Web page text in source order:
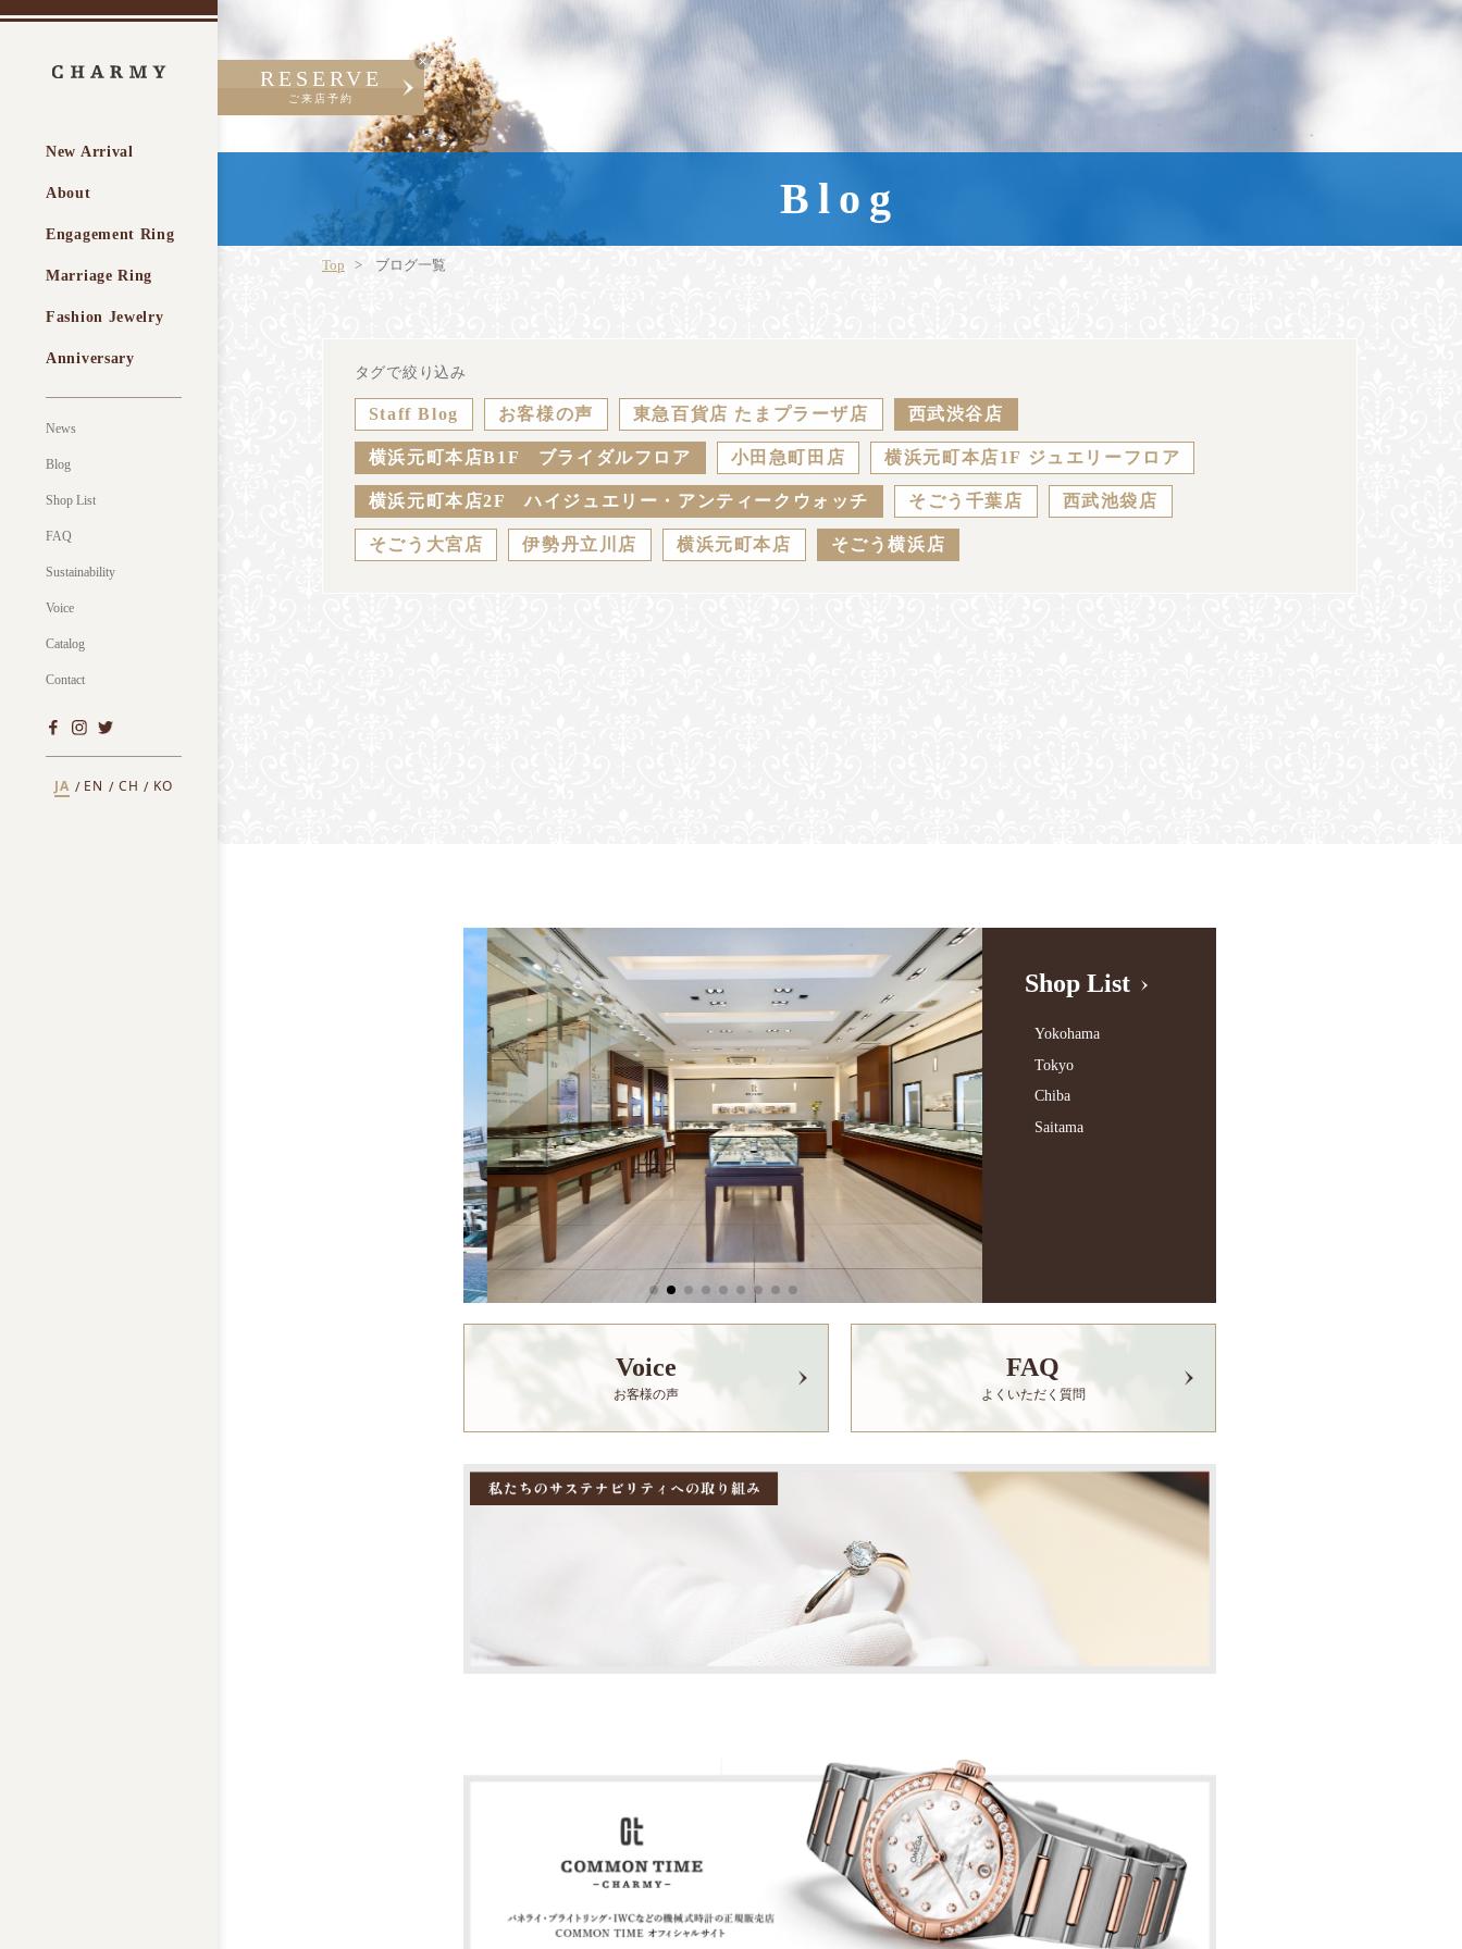
New Arrival
About
Engagement Ring
Marriage Ring
Fashion Jewelry
Anniversary
News
Blog
Shop List
FAQ
Sustainability
Voice
Catalog
Contact
JA EN CH KO
RESERVE
ご来店予約
Blog
Top ブログ一覧
タグで絞り込み
Staff Blog お客様の声 東急百貨店 たまプラーザ店 西武渋谷店
横浜元町本店B1F ブライダルフロア 小田急町田店 横浜元町本店1F ジュエリーフロア
横浜元町本店2F ハイジュエリー・アンティークウォッチ そごう千葉店 西武池袋店
そごう大宮店 伊勢丹立川店 横浜元町本店 そごう横浜店
Shop List
Yokohama
Tokyo
Chiba
Saitama
Voice
お客様の声
FAQ
よくいただく質問